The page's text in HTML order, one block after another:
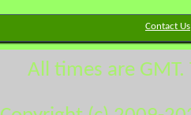
Contact Us
All times are